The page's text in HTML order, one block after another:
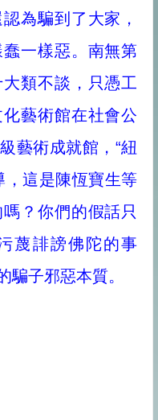
為騙到了大家，
一樣惡。南無第
類不談，只憑工
藝術館在社會公
藝術成就館，“紐
，這是陳恆寶生等
？你們的假話只
蔑誹謗佛陀的事
騙子邪惡本質。